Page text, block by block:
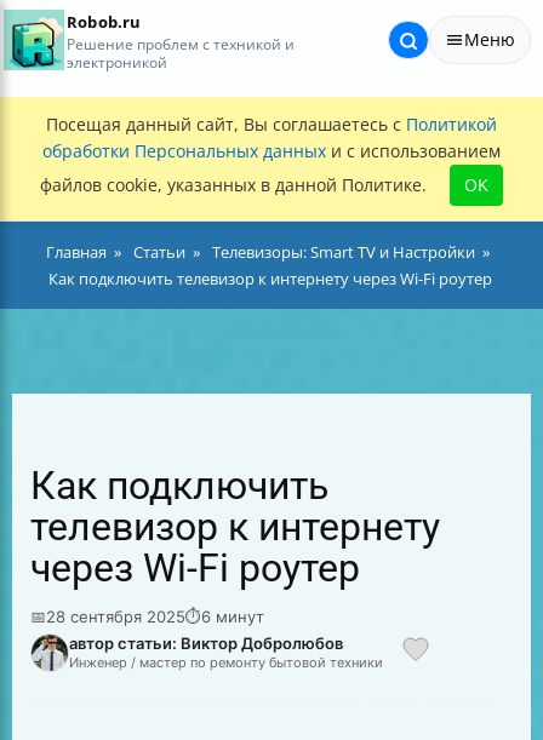
Robob.ru
Решение проблем с техникой и
электроникой
Меню
Посещая данный сайт, Вы соглашаетесь с Политикой
обработки Персональных данных и с использованием
файлов cookie, указанных в данной Политике.
OK
Главная Статьи
Телевизоры: Smart TV и Настройки
Как подключить телевизор к интернету через Wi-Fi роутер
Как подключить
телевизор к интернету
через Wi-Fi роутер
📅28 сентября 2025⏱6 минут
автор статьи: Виктор Добролюбов
Инженер / мастер по ремонту бытовой техники